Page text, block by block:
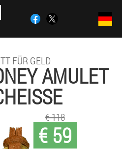
FÜR GELD
AMULET
€ 59
€ 118